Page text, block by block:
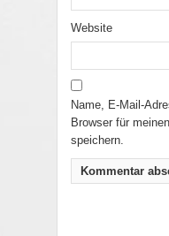
Website
Name, E-Mail-
Browser für
speichern.